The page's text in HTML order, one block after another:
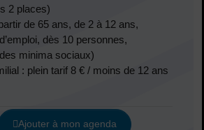
2 places)
de 65 ans, de 2 à 12 ans,
dès 10 personnes,
minima sociaux)
: plein tarif 8 € / moins de 12 ans
Ajouter à mon agenda